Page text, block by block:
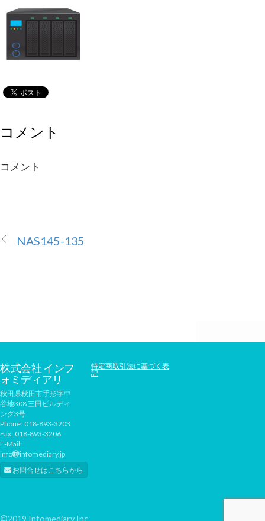
コメント
コメント
NAS145-135
株式会社 インフ
ォミディアリ
秋田県秋田市手形字中
谷地308 三田ビルディ
ング3号
Phone: 018-893-3203
Fax: 018-893-3206
E-Mail:
info
infomediary.jp
お問合せはこちらから
特定商取引法に基づく表
記
©2019 Infomediary Inc.